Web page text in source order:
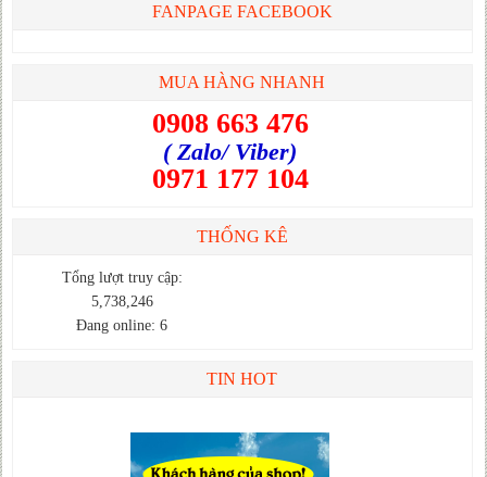
FANPAGE FACEBOOK
MUA HÀNG NHANH
0908 663 476
( Zalo/ Viber)
0971 177 104
THỐNG KÊ
Tổng lượt truy cập:
5,738,246
Đang online: 6
TIN HOT